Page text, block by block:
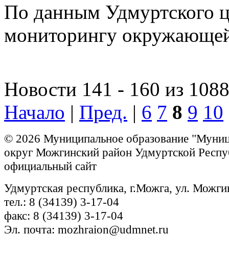
По данным Удмуртского
мониторингу
Новости 141 - 160 из
Начало | Пред. | 6 7 8 9 10
© 2026 Муниципальное образование
округ Можгинский район Удмуртской
официальный сайт
Удмуртская республика, г.Можга, ул.
тел.: 8 (34139) 3-17-04
факс: 8 (34139) 3-17-04
Эл. почта: mozhraion@udmnet.ru